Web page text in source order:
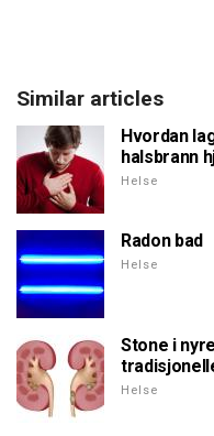
Similar articles
Hvordan
halsbrann
Helse
Radon bad
Helse
Stone i
Helse